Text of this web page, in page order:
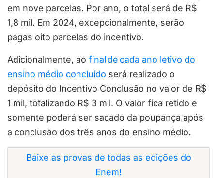
em nove parcelas. Por ano, o total será de R$
1,8 mil. Em 2024, excepcionalmente, serão
pagas oito parcelas do incentivo.
Adicionalmente, ao final de cada ano letivo do
ensino médio concluído será realizado o
depósito do Incentivo Conclusão no valor de R$
1 mil, totalizando R$ 3 mil. O valor fica retido e
somente poderá ser sacado da poupança após
a conclusão dos três anos do ensino médio.
Baixe as provas de todas as edições do
Enem!